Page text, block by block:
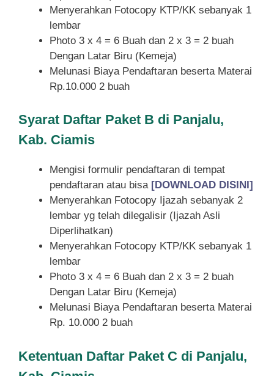
Menyerahkan Fotocopy KTP/KK sebanyak 1
lembar
Photo 3 x 4 = 6 Buah dan 2 x 3 = 2 buah
Dengan Latar Biru (Kemeja)
Melunasi Biaya Pendaftaran beserta Materai
Rp.10.000 2 buah
Syarat Daftar Paket B di Panjalu,
Kab. Ciamis
Mengisi formulir pendaftaran di tempat
pendaftaran atau bisa [DOWNLOAD DISINI]
Menyerahkan Fotocopy Ijazah sebanyak 2
lembar yg telah dilegalisir (Ijazah Asli
Diperlihatkan)
Menyerahkan Fotocopy KTP/KK sebanyak 1
lembar
Photo 3 x 4 = 6 Buah dan 2 x 3 = 2 buah
Dengan Latar Biru (Kemeja)
Melunasi Biaya Pendaftaran beserta Materai
Rp. 10.000 2 buah
Ketentuan Daftar Paket C di Panjalu,